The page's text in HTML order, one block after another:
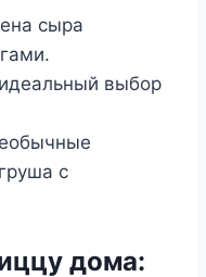
сыра
выбор
с
дома: